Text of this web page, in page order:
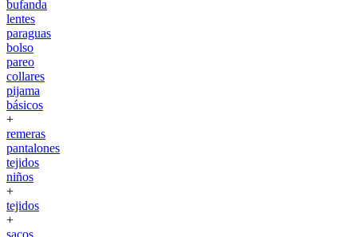
bufanda
lentes
paraguas
bolso
pareo
collares
pijama
básicos
+
remeras
pantalones
tejidos
niños
+
tejidos
+
sacos